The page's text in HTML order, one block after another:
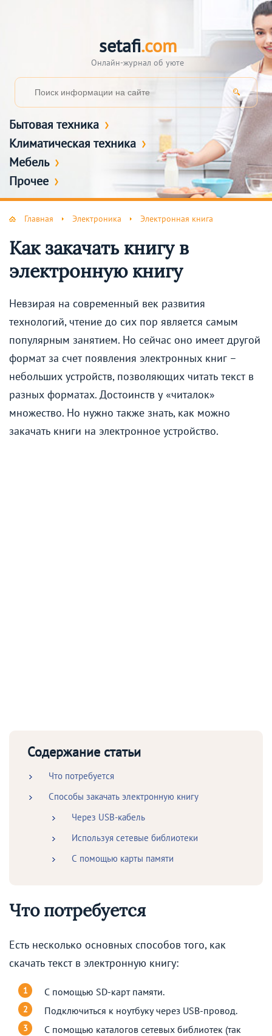
setafi.com
Онлайн-журнал об уюте
Бытовая техника
Климатическая техника
Мебель
Прочее
Главная Электроника Электронная книга
Как закачать книгу в
электронную книгу
Невзирая на современный век развития
технологий, чтение до сих пор является самым
популярным занятием. Но сейчас оно имеет другой
формат за счет появления электронных книг –
небольших устройств, позволяющих читать текст в
разных форматах. Достоинств у «читалок»
множество. Но нужно также знать, как можно
закачать книги на электронное устройство.
Содержание статьи
Что потребуется
Способы закачать электронную книгу
Через USB-кабель
Используя сетевые библиотеки
С помощью карты памяти
Что потребуется
Есть несколько основных способов того, как
скачать текст в электронную книгу:
С помощью SD-карт памяти.
Подключиться к ноутбуку через USB-провод.
С помощью каталогов сетевых библиотек (так